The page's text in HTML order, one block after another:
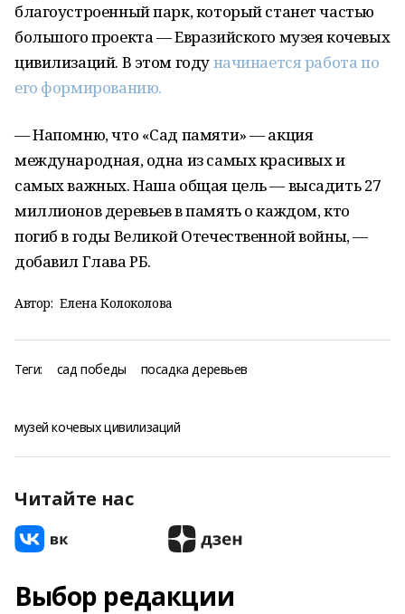
благоустроенный парк, который станет частью
большого проекта — Евразийского музея кочевых
цивилизаций. В этом годуначинается работа по
его формированию.
— Напомню, что «Сад памяти» — акция
международная, одна из самых красивых и
самых важных. Наша общая цель — высадить 27
миллионов деревьев в память о каждом, кто
погиб в годы Великой Отечественной войны, —
добавил Глава РБ.
Автор: Елена Колоколова
Теги: сад победы посадка деревьев
музей кочевых цивилизаций
Читайте нас
Выбор редакции